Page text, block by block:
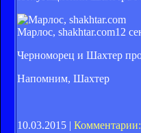
Марлос, shakhtar.com12
Черноморец и Шахтер
Напомним, Шахтер
10.03.2015 |